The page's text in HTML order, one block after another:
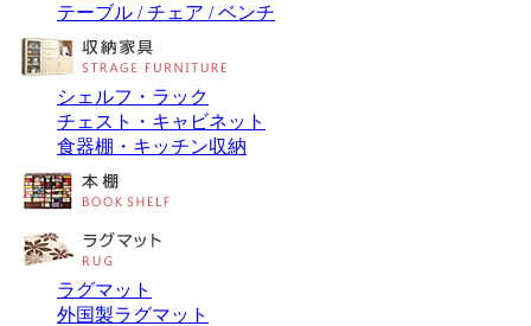
テーブル / チェア / ベンチ
シェルフ・ラック
チェスト・キャビネット
食器棚・キッチン収納
ラグマット
外国製ラグマット